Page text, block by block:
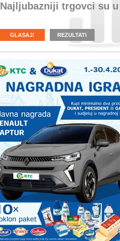
Najljubazniji trgovci su u
GLASAJ! REZULTATI